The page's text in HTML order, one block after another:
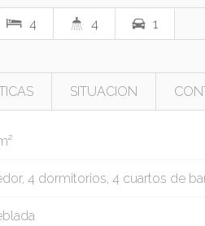
4 4 1
SITUACION
4 dormitorios, 4 cuartos de